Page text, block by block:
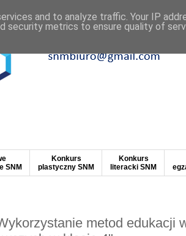
SNM
Konkurs
plastyczny SNM
Konkurs
literacki SNM
metod edukacji
and to analyze traffic. Your IP
security metrics to ensure quality of